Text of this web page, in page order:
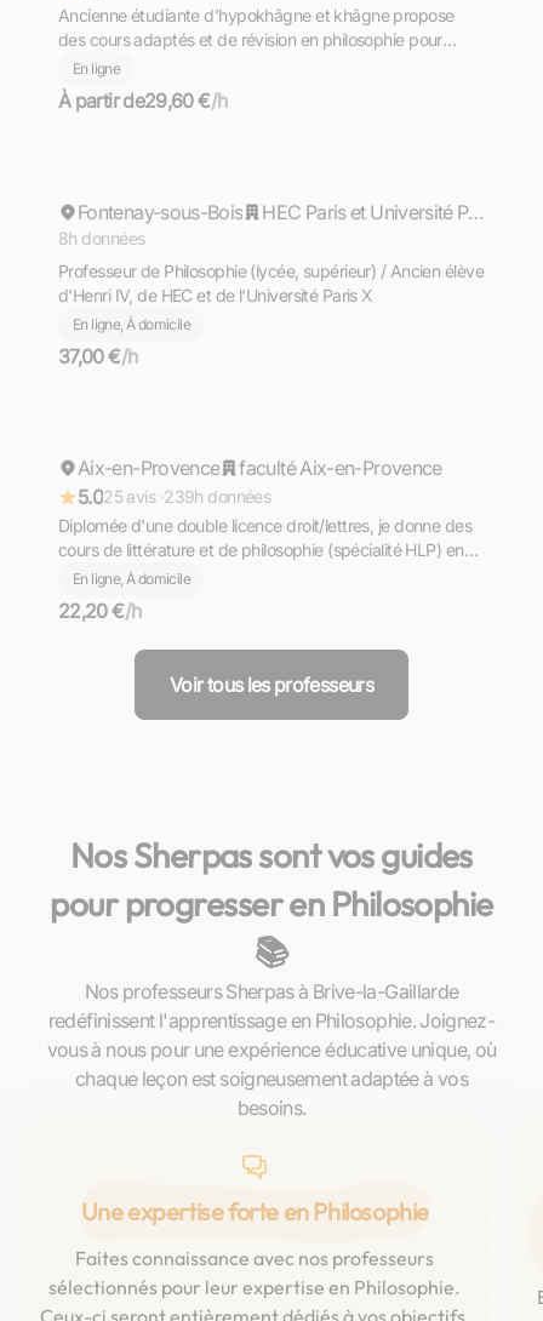
Ancienne étudiante d'hypokhâgne et khâgne propose
des cours adaptés et de révision en philosophie pour
préparer les concours de l'ENS ou des écoles de
commerce.
En ligne
À partir de29,60 €/h
Répond rapidement
Fontenay-sous-Bois HEC Paris et Université Paris X
8h données
Professeur de Philosophie (lycée, supérieur) / Ancien élève
d'Henri IV, de HEC et de l'Université Paris X
En ligne, À domicile
37,00 €/h
Répond rapidement
Aix-en-Provence
faculté Aix-en-Provence
5.025 avis ·239h données
Diplomée d'une double licence droit/lettres, je donne des
cours de littérature et de philosophie (spécialité HLP) en
ligne ou sur Aix-en-Provence
En ligne, À domicile
22,20 €/h
Voir tous les professeurs
Nos Sherpas sont vos guides
pour progresser en Philosophie
📚
Nos professeurs Sherpas à Brive-la-Gaillarde
redéfinissent l'apprentissage en Philosophie. Joignez-
vous à nous pour une expérience éducative unique, où
chaque leçon est soigneusement adaptée à vos
besoins.
Une expertise forte en Philosophie
Faites connaissance avec nos professeurs
sélectionnés pour leur expertise en Philosophie.
Ceux-ci seront entièrement dédiés à vos objectifs,